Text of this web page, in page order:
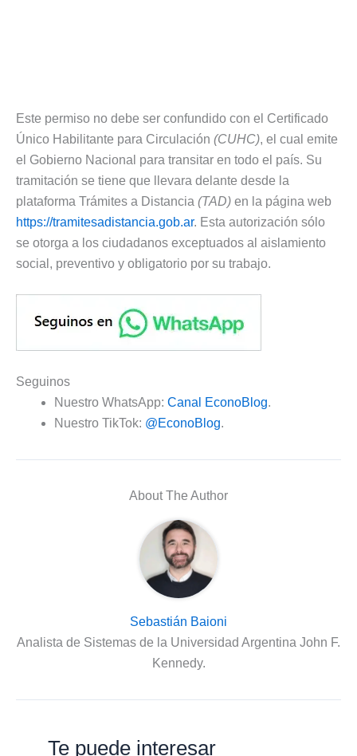
Este permiso no debe ser confundido con el Certificado
Único Habilitante para Circulación (CUHC), el cual emite
el Gobierno Nacional para transitar en todo el país. Su
tramitación se tiene que llevara delante desde la
plataforma Trámites a Distancia (TAD) en la página web
https://tramitesadistancia.gob.ar. Esta autorización sólo
se otorga a los ciudadanos exceptuados al aislamiento
social, preventivo y obligatorio por su trabajo.
Seguinos
Nuestro WhatsApp: Canal EconoBlog.
Nuestro TikTok: @EconoBlog.
About The Author
Sebastián Baioni
Analista de Sistemas de la Universidad Argentina John F.
Kennedy.
Te puede interesar